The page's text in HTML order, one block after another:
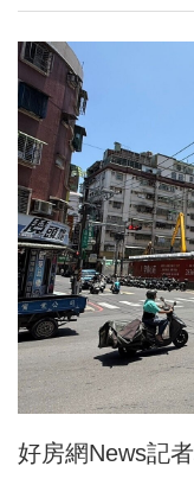
好房網News記